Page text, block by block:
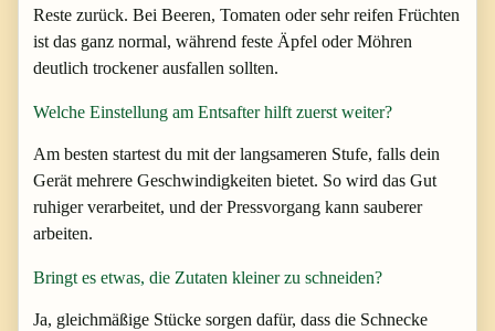
Reste zurück. Bei Beeren, Tomaten oder sehr reifen Früchten
ist das ganz normal, während feste Äpfel oder Möhren
deutlich trockener ausfallen sollten.
Welche Einstellung am Entsafter hilft zuerst weiter?
Am besten startest du mit der langsameren Stufe, falls dein
Gerät mehrere Geschwindigkeiten bietet. So wird das Gut
ruhiger verarbeitet, und der Pressvorgang kann sauberer
arbeiten.
Bringt es etwas, die Zutaten kleiner zu schneiden?
Ja, gleichmäßige Stücke sorgen dafür, dass die Schnecke